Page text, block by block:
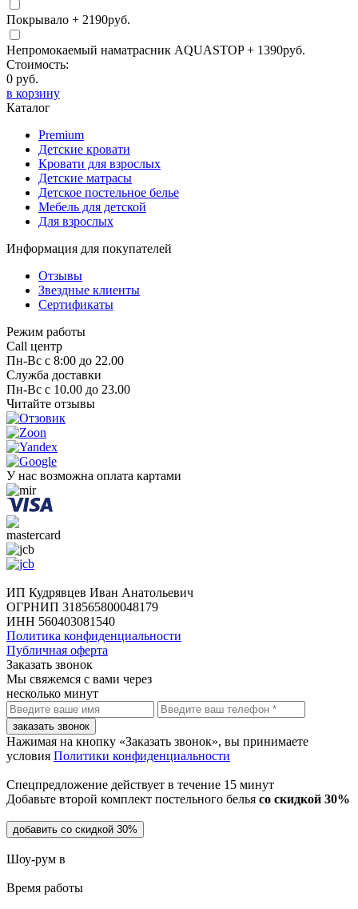
Покрывало + 2190руб.
Непромокаемый наматрасник AQUASTOP+ 1390руб.
Стоимость:
0 руб.
в корзину
Каталог
Premium
Детские кровати
Кровати для взрослых
Детские матрасы
Детское постельное белье
Мебель для детской
Для взрослых
Информация для покупателей
Отзывы
Звездные клиенты
Сертификаты
Режим работы
Call центр
Пн-Вс с 8:00 до 22.00
Служба доставки
Пн-Вс с 10.00 до 23.00
Читайте отзывы
У нас возможна оплата картами
ИП Кудрявцев Иван Анатольевич
ОГРНИП 318565800048179
ИНН 560403081540
Политика конфиденциальности
Публичная оферта
Заказать звонок
Мы свяжемся с вами через
несколько минут
заказать звонок
Нажимая на кнопку «Заказать звонок», вы принимаете
условия Политики конфиденциальности
Спецпредложение действует в течение 15 минут
Добавьте второй комплект постельного белья со скидкой 30%
добавить со скидкой 30%
Шоу-рум в
Время работы